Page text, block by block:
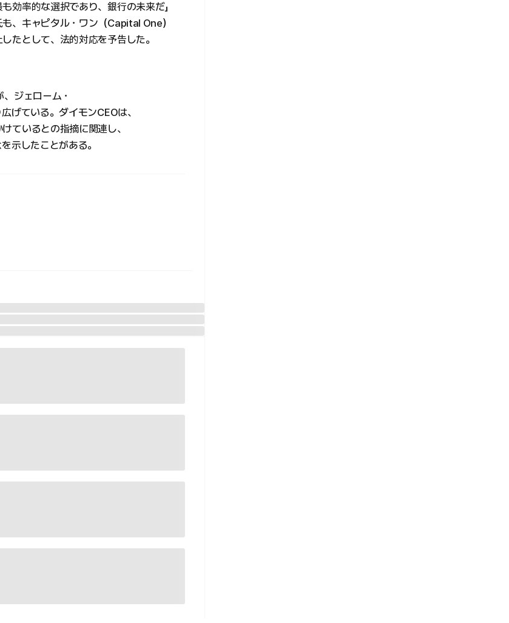
効率的な選択であり、銀行の未来だ」
、キャピタル・ワン（Capital One）
たとして、法的対応を予告した。
ジェローム・
げている。ダイモンCEOは、
ているとの指摘に関連し、
示したことがある。